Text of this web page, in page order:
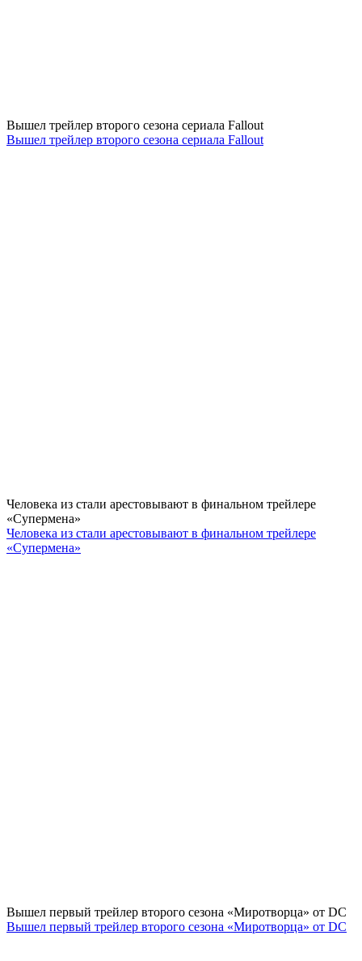
Вышел трейлер второго сезона сериала Fallout
Вышел трейлер второго сезона сериала Fallout
Человека из стали арестовывают в финальном трейлере
«Супермена»
Человека из стали арестовывают в финальном трейлере
«Супермена»
Вышел первый трейлер второго сезона «Миротворца» от DC
Вышел первый трейлер второго сезона «Миротворца» от DC